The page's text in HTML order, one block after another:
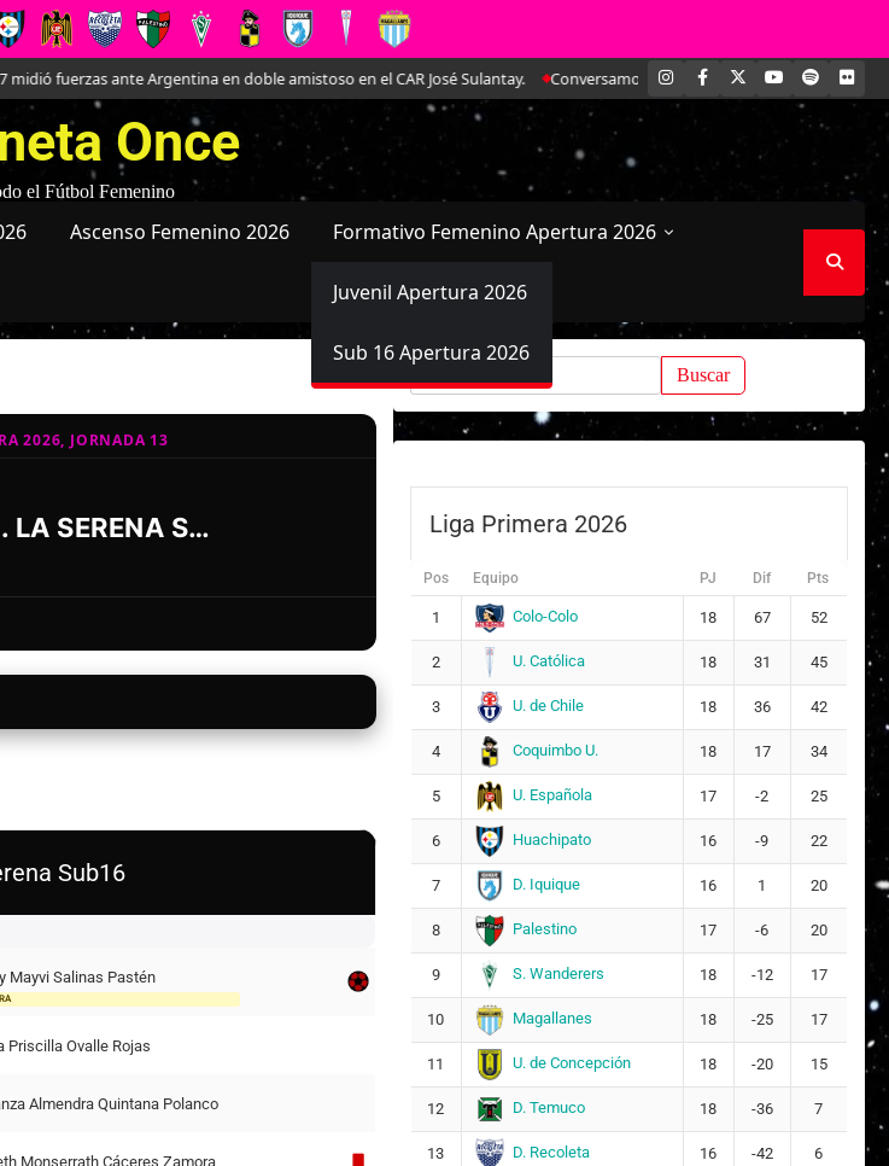
fuerzas ante Argentina en doble amistoso en el CAR José Sulantay. Conversamos en exclusiva con Antonella Martínez:
INSTAGRAM
FACEBOOK YOUTUBE
SPOTIFY
Once
el Fútbol Femenino
Ascenso Femenino 2026 Formativo Femenino Apertura 2026
Juvenil Apertura 2026
Sub 16 Apertura 2026
2026, JORNADA 13
D. LA SERENA SUB16
Sub16
Mayvi Salinas Pastén
Priscilla Ovalle Rojas
Almendra Quintana Polanco
Monserrath Cáceres Zamora
Buscar:
Liga Primera 2026
Pos Equipo PJ Dif Pts
1 Colo-Colo 18 67 52
2 U. Católica 18 31 45
3 U. de Chile 18 36 42
4 Coquimbo U. 18 17 34
5 U. Española 17 -2 25
6 Huachipato 16 -9 22
7 D. Iquique 16 1 20
8 Palestino 17 -6 20
9 S. Wanderers 18 -12 17
10 Magallanes 18 -25 17
11 U. de Concepción 18 -20 15
12 D. Temuco 18 -36 7
13 D. Recoleta 16 -42 6